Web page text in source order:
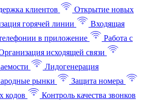
клиентов
Открытие новых
горячей линии
Входящая
в приложение
Работа с
исходящей связи
Лидогенерация
рынки
Защита номера
кодов
Контроль качества звонков